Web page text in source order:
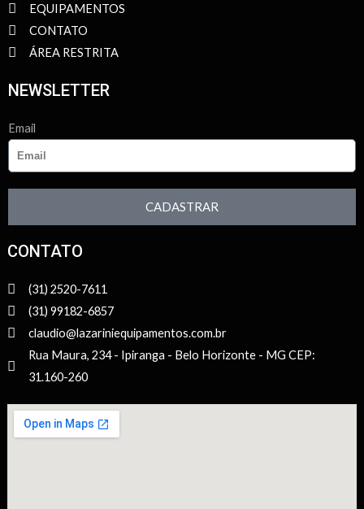
EQUIPAMENTOS
CONTATO
ÁREA RESTRITA
NEWSLETTER
Email
CADASTRAR
CONTATO
(31) 2520-7611
(31) 99182-6857
claudio@lazariniequipamentos.com.br
Rua Maura, 234 - Ipiranga - Belo Horizonte - MG CEP:
31.160-260